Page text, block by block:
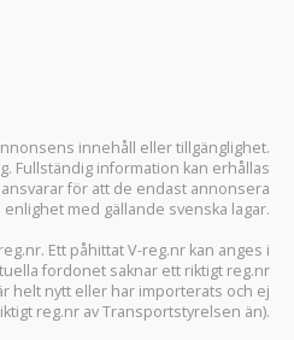
innehåll eller tillgänglighet.
Fullständig information kan erhållas
för att de endast annonsera
med gällande svenska lagar.
Ett påhittat V-reg.nr kan anges i
fordonet saknar ett riktigt reg.nr
helt nytt eller har importerats och ej
reg.nr av Transportstyrelsen än).